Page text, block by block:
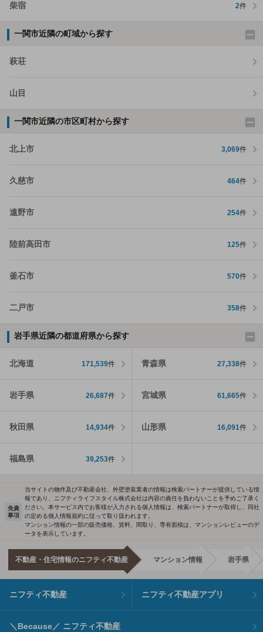
柴宿 2件
一関市近隣の町域から探す
萩荘
山目
一関市近隣の市区町村から探す
北上市 3,069件
久慈市 464件
遠野市 254件
陸前高田市 125件
釜石市 570件
二戸市 358件
岩手県近隣の都道府県から探す
北海道 171,539件 青森県 27,338件
岩手県 26,687件 宮城県 61,665件
秋田県 14,934件 山形県 16,091件
福島県 39,253件
免責
事項
当サイトの物件及び不動産会社、外壁塗装業者の情報は検索パートナーが提供している情
報であり、ニフティライフスタイル株式会社は内容の責任を負わないことを予めご了承く
ださい。本サービス内でお客様が入力される個人情報は、検索パートナーが取得し、同社
の定める個人情報規約に従って取り扱われます。
マンション情報の一部の販売価格、賃料、間取り、専有面積は、マンションレビューのデ
ータを表示しています。
不動産・住宅情報のニフティ不動産 マンション情報 岩手県
ニフティ不動産 ニフティ不動産アプリ
＼Because／ ニフティ不動産